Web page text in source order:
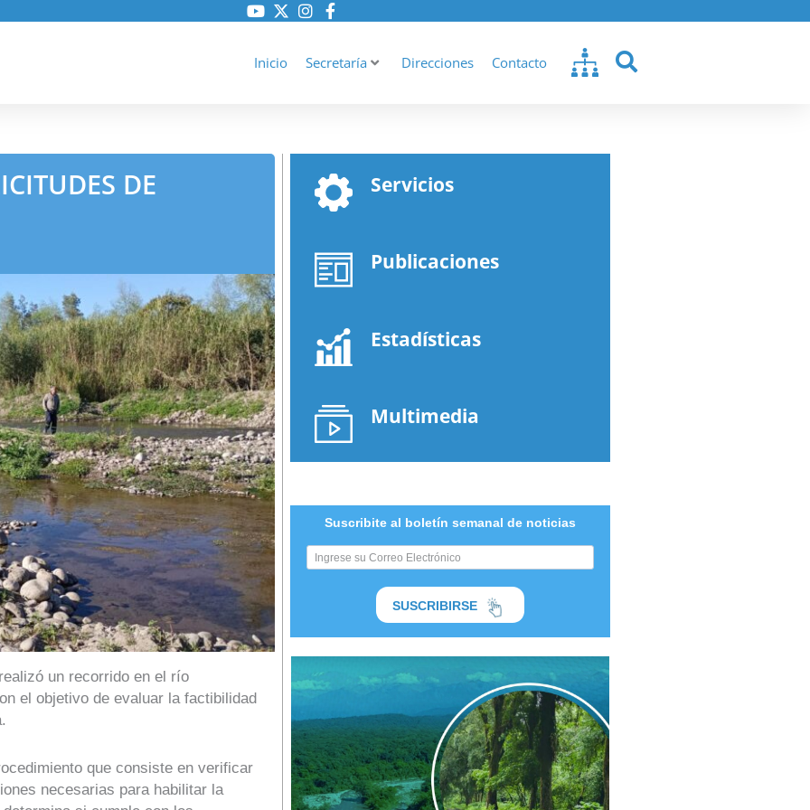
Inicio Secretaría Direcciones Contacto
DE
un recorrido en el río
el objetivo de evaluar la factibilidad
que consiste en verificar
necesarias para habilitar la
Servicios
Publicaciones
Estadísticas
Multimedia
Suscribite al boletín semanal de noticias
SUSCRIBIRSE